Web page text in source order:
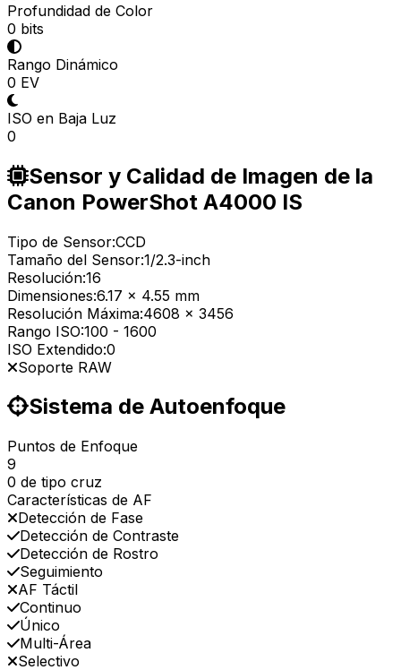
Profundidad de Color
0 bits
Rango Dinámico
0 EV
ISO en Baja Luz
0
Sensor y Calidad de Imagen de la
Canon PowerShot A4000 IS
Tipo de Sensor:CCD
Tamaño del Sensor:1/2.3-inch
Resolución:16
Dimensiones:6.17 x 4.55 mm
Resolución Máxima:4608 x 3456
Rango ISO:100 - 1600
ISO Extendido:0
Soporte RAW
Sistema de Autoenfoque
Puntos de Enfoque
9
0 de tipo cruz
Características de AF
Detección de Fase
Detección de Contraste
Detección de Rostro
Seguimiento
AF Táctil
Continuo
Único
Multi-Área
Selectivo